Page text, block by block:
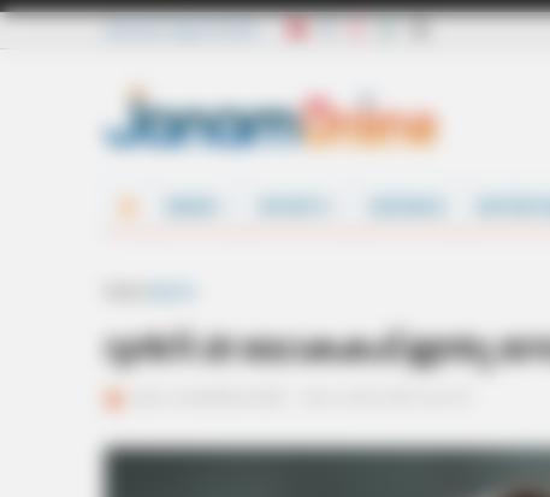
ട്വന്‍റി-20 ലോകകപ്പ് ഇന്ത്യ